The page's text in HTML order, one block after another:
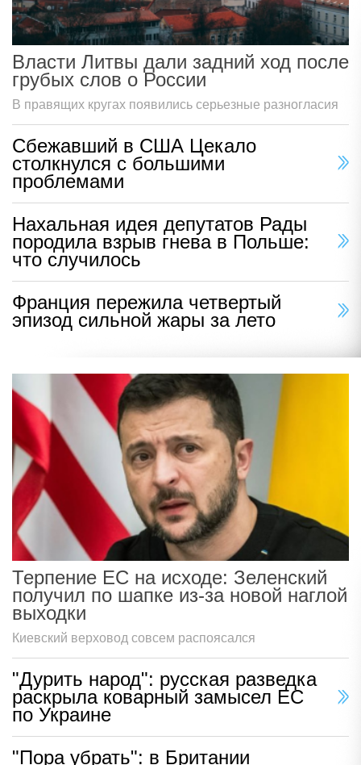
Власти Литвы дали задний ход после
грубых слов о России
В правящих кругах появились серьезные разногласия
Сбежавший в США Цекало
столкнулся с большими
проблемами
Нахальная идея депутатов Рады
породила взрыв гнева в Польше:
что случилось
Франция пережила четвертый
эпизод сильной жары за лето
Терпение ЕС на исходе: Зеленский
получил по шапке из-за новой наглой
выходки
Киевский верховод совсем распоясался
"Дурить народ": русская разведка
раскрыла коварный замысел ЕС
по Украине
"Пора убрать": в Британии